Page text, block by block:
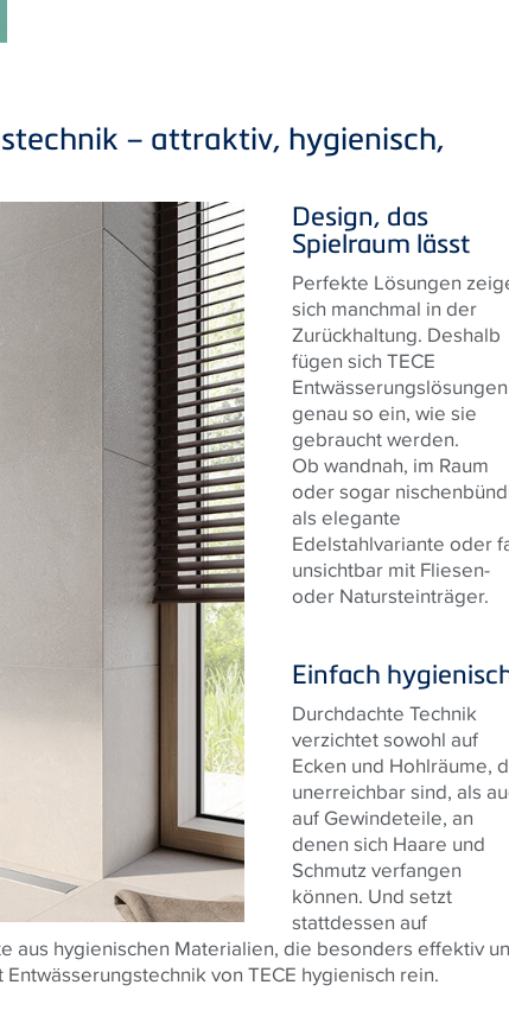
– attraktiv, hygienisch,
Design, das
Spielraum lässt
Perfekte Lösungen
sich manchmal in der
Zurückhaltung. Deshalb
fügen sich TECE
Entwässerungslösungen
genau so ein, wie sie
gebraucht werden.
Ob wandnah, im Raum
oder sogar
als elegante
Edelstahlvariante oder
unsichtbar mit Fliesen-
oder Natursteinträger.
Einfach
Durchdachte Technik
verzichtet sowohl auf
Ecken und Hohlräume,
unerreichbar sind, als
auf Gewindeteile, an
denen sich Haare und
Schmutz verfangen
können. Und setzt
stattdessen auf
aus hygienischen Materialien, die besonders effektiv
von TECE hygienisch rein.